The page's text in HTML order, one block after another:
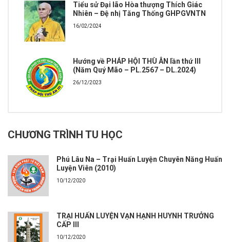
Tiểu sử Đại lão Hòa thượng Thích Giác
Nhiên – Đệ nhị Tăng Thống GHPGVNTN
16/02/2024
Hướng về PHÁP HỘI THÙ ÂN lần thứ III
(Năm Quý Mão – PL.2567 – DL.2024)
26/12/2023
CHƯƠNG TRÌNH TU HỌC
Phú Lâu Na – Trại Huấn Luyện Chuyên Năng Huấn
Luyện Viên (2010)
10/12/2020
TRẠI HUẤN LUYỆN VẠN HẠNH HUYNH TRƯỞNG
CẤP III
10/12/2020